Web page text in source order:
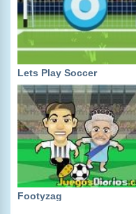
Lets Play Soccer
Footyzag